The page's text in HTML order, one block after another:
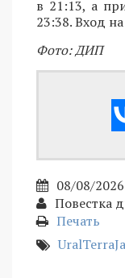
в 21:13, а
23:38. Вход
Фото: ДИП
08/08/
Повестка
Печать